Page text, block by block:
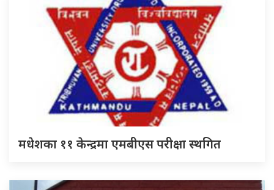
मधेशका ११ केन्द्रमा एमबीएस परीक्षा स्थगित